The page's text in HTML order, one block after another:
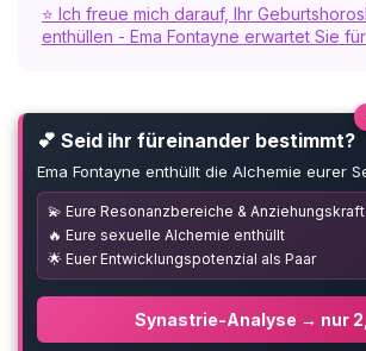
⭐ Ich freue mich darauf, Ihr
enthüllen - Ema Fontayne erwartet Sie
💕 Seid ihr füreinander bestimmt?
Ema Fontayne enthüllt die Alchemie eurer
💫 Eure Resonanzbereiche & Anziehungskraft
🔥 Eure sexuelle Alchemie enthüllt
🌟 Euer Entwicklungspotenzial als Paar
Synastrie-Analyse → nur